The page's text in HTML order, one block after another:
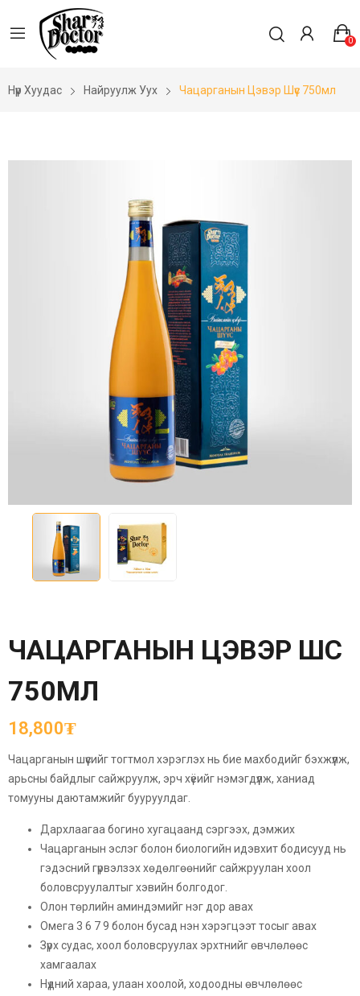
0
Нүүр Хуудас Найруулж Уух Чацарганын Цэвэр Шүүс 750мл
ЧАЦАРГАНЫН ЦЭВЭР ШҮҮС
750МЛ
18,800₮
Чацарганын шүүсийг тогтмол хэрэглэх нь бие махбодийг бэхжүүлж,
арьсны байдлыг сайжруулж, эрч хүёийг нэмэгдүүлж, ханиад
томууны даютамжийг бууруулдаг.
Дархлаагаа богино хугацаанд сэргээх, дэмжих
Чацарганын эслэг болон биологийн идэвхит бодисууд нь
гэдэсний гүрвэлзэх хөдөлгөөнийг сайжруулан хоол
боловсруулалтыг хэвийн болгодог.
Олон төрлийн аминдэмийг нэг дор авах
Омега 3 6 7 9 болон бусад нэн хэрэгцээт тосыг авах
Зүрх судас, хоол боловсруулах эрхтнийг өвчлөлөөс
хамгаалах
Нүдний хараа, улаан хоолой, ходоодны өвчлөлөөс